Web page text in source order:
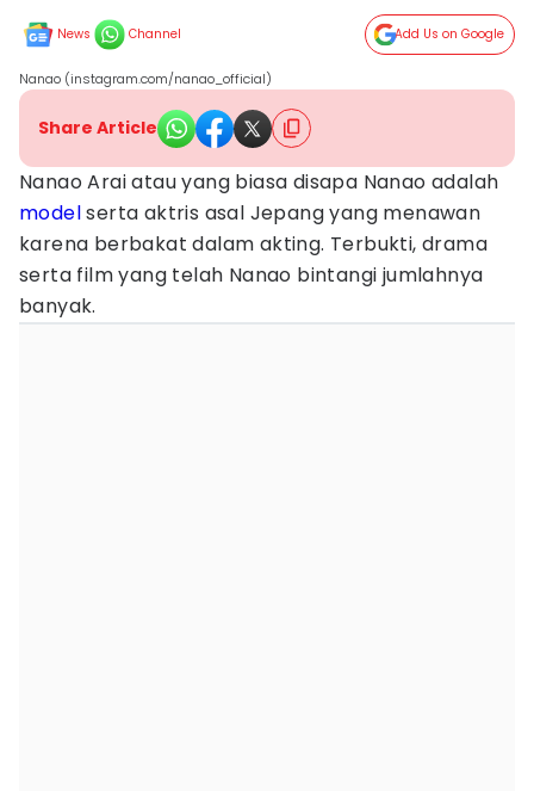
News Channel Add Us on Google
Nanao (instagram.com/nanao_official)
Share Article
Nanao Arai atau yang biasa disapa Nanao adalah
modelserta aktris asal Jepang yang menawan
karena berbakat dalam akting. Terbukti, drama
serta film yang telah Nanao bintangi jumlahnya
banyak.